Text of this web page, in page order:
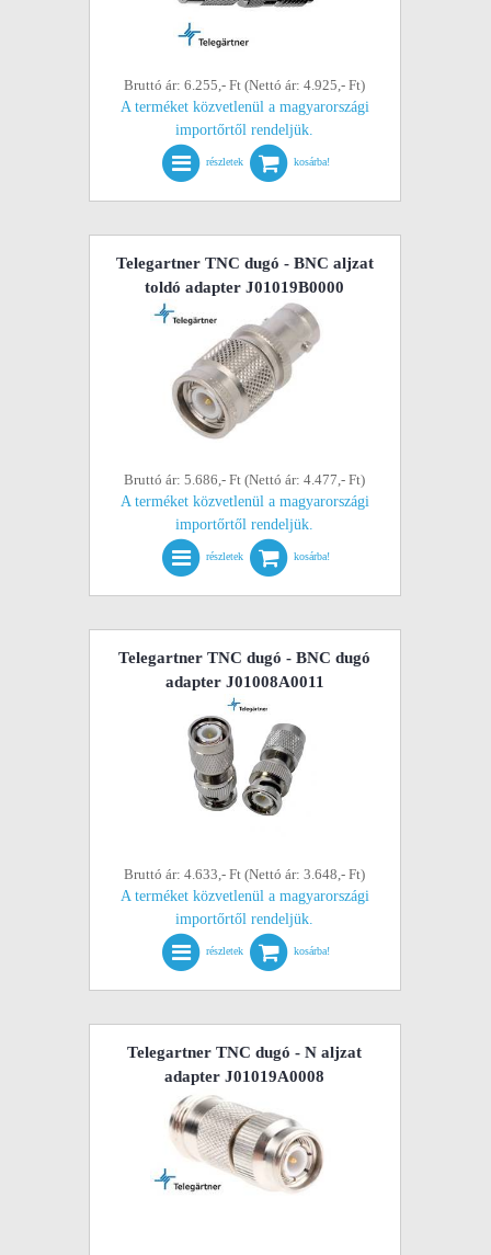
Bruttó ár: 6.255,- Ft (Nettó ár: 4.925,- Ft)
A terméket közvetlenül a magyarországi
importőrtől rendeljük.
részletek kosárba!
Telegartner TNC dugó - BNC aljzat
toldó adapter J01019B0000
Bruttó ár: 5.686,- Ft (Nettó ár: 4.477,- Ft)
A terméket közvetlenül a magyarországi
importőrtől rendeljük.
részletek kosárba!
Telegartner TNC dugó - BNC dugó
adapter J01008A0011
Bruttó ár: 4.633,- Ft (Nettó ár: 3.648,- Ft)
A terméket közvetlenül a magyarországi
importőrtől rendeljük.
részletek kosárba!
Telegartner TNC dugó - N aljzat
adapter J01019A0008